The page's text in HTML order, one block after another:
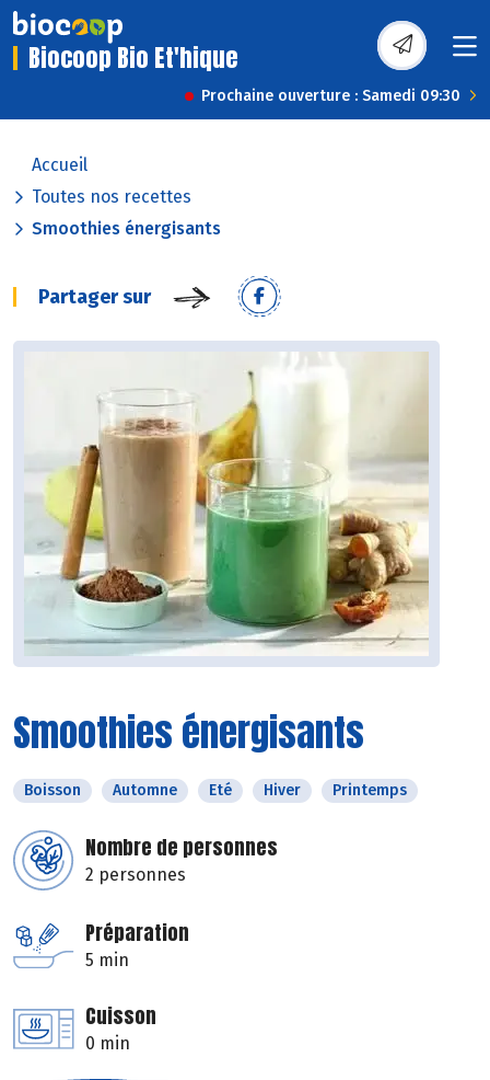
Biocoop Bio Et'hique
Prochaine ouverture : Samedi 09:30
Accueil
Toutes nos recettes
Smoothies énergisants
Partager sur
Smoothies énergisants
Boisson Automne Eté Hiver Printemps
Nombre de personnes
2 personnes
Préparation
5 min
Cuisson
0 min